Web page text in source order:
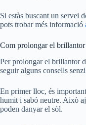
Si estàs buscant un servei
pots trobar més informació
Com prolongar el brillantor
Per prolongar el brillantor
seguir alguns consells
En primer lloc, és
humit i sabó neutre. Això
poden danyar el sòl.